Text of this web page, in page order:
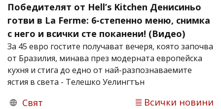
Победителят от Hell’s Kitchen Денисиньо
готви в La Ferme: 6-степенно меню, снимка
с него и всички сте поканени! (Видео)
За 45 евро гостите получават вечеря, която започва
от Бразилия, минава през модерната европейска
кухня и стига до едно от най-разпознаваемите
ястия в света - Телешко Уелингтън
Свят Всички новини